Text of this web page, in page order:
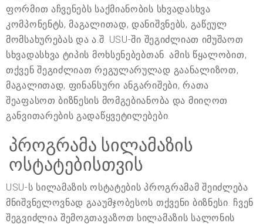
ფორმით აჩვენებს საქმიანობის სხვადასხვა
კომპონენტს, მაგალითად, დანიშვნებს, გაწეულ
მომსახურებას და ა.შ. USU-ში შეგიძლიათ იმუშაოთ
სხვადასხვა ტიპის მოხსენებებთან. ამის წყალობით,
თქვენ შეგიძლიათ რეგულარულად გაანალიზოთ,
მაგალითად, ფინანსური ანგარიშები, რათა
შეაფასოთ ბიზნესის მომგებიანობა და მიიღოთ
განვითარების გადაწყვეტილებები.
პროგრამა სილამაზის
ოსტატებისთვის
USU-ს სილამაზის ოსტატების პროგრამამ შეიძლება
მნიშვნელოვნად გააუმჯობესოს თქვენი ბიზნესი. ჩვენ
შეგვიძლია შემოგთავაზოთ სილამაზის სალონის